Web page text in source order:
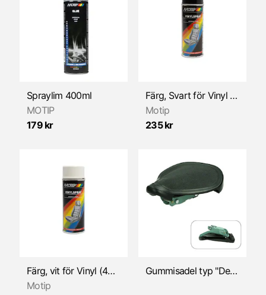
Kickstart
Kåpor/Ramdelar
Motorkåpor
Spraylim 400ml
MOTIP
179 kr
Färg, Svart för Vinyl (400ml)
Motip
235 kr
Färg, vit för Vinyl (400ml)
Motip
Gummisadel typ "Denfeld" Svart